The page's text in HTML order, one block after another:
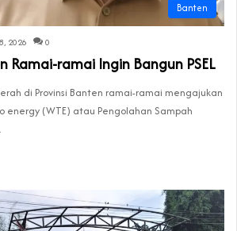
Banten
2026 0
Ramai-ramai Ingin Bangun PSEL
di Provinsi Banten ramai-ramai mengajukan
energy (WTE) atau Pengolahan Sampah